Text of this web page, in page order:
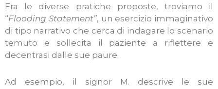
Fra le diverse pratiche proposte, troviamo il
“Flooding Statement”, un esercizio immaginativo
di tipo narrativo che cerca di indagare lo scenario
temuto e sollecita il paziente a riflettere e
decentrasi dalle sue paure.
Ad esempio, il signor M. descrive le sue